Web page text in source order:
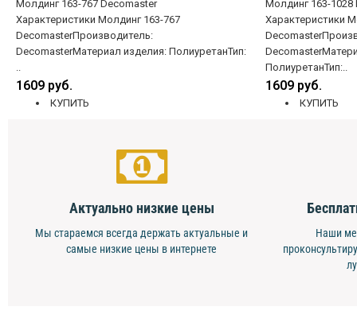
Молдинг 163-767 Decomaster
Характеристики Молдинг 163-767
DecomasterПроизводитель:
DecomasterМатериал изделия: ПолиуретанТип:
..
1609 руб.
КУПИТЬ
Молдинг 163-1028
Характеристики
ПолиуретанТип:..
1609 руб.
КУПИТЬ
Актуально низкие цены
Мы стараемся всегда держать актуальные и
самые низкие цены в интернете
Наши